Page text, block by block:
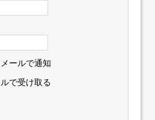
ールで通知
で受け取る